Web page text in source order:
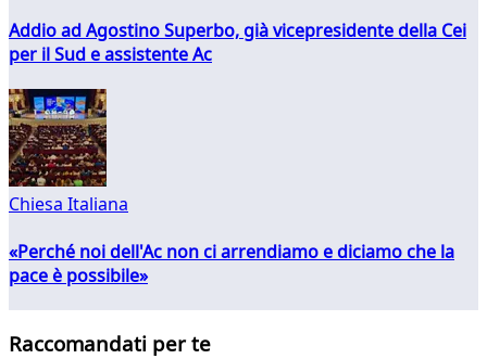
Addio ad Agostino Superbo, già vicepresidente della Cei
per il Sud e assistente Ac
Chiesa Italiana
«Perché noi dell'Ac non ci arrendiamo e diciamo che la
pace è possibile»
Raccomandati per te